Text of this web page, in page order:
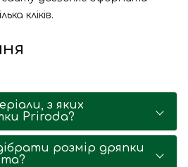
кліків.
з яких
Priroda?
розмір дряпки